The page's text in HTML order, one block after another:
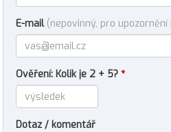
E-mail (nepovinný, pro upozornění
Ověření: Kolik je 2 + 5? *
Dotaz / komentář